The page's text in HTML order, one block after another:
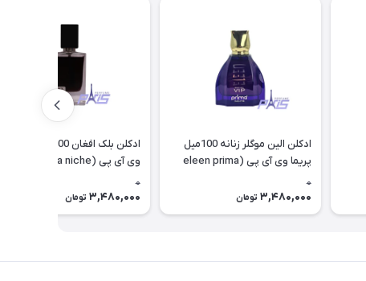
ادکلن الین موگلر زنانه 100میل
پریما وی آی پی (eleen prima
0
3,480,000 تومان
وی آی پی (black prima niche
0
3,480,000 تومان